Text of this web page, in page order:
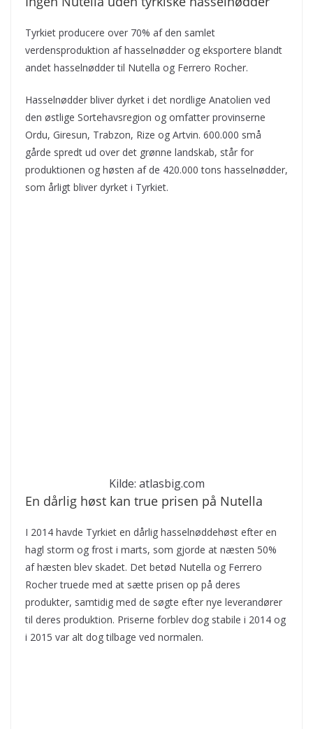
Tyrkiet producere over 70% af den samlet
verdensproduktion af hasselnødder og eksportere blandt
andet hasselnødder til Nutella og Ferrero Rocher.
Hasselnødder bliver dyrket i det nordlige Anatolien ved
den østlige Sortehavsregion og omfatter provinserne
Ordu, Giresun, Trabzon, Rize og Artvin. 600.000 små
gårde spredt ud over det grønne landskab, står for
produktionen og høsten af de 420.000 tons hasselnødder,
som årligt bliver dyrket i Tyrkiet.
Kilde: atlasbig.com
En dårlig høst kan true prisen på Nutella
I 2014 havde Tyrkiet en dårlig hasselnøddehøst efter en
hagl storm og frost i marts, som gjorde at næsten 50%
af hæsten blev skadet. Det betød Nutella og Ferrero
Rocher truede med at sætte prisen op på deres
produkter, samtidig med de søgte efter nye leverandører
til deres produktion. Priserne forblev dog stabile i 2014 og
i 2015 var alt dog tilbage ved normalen.